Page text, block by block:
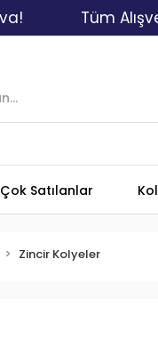
Tüm
Çok Satılanlar
Zincir Kolyeler